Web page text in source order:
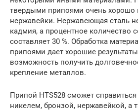
твердыми припоями очень хорошо
нержавейки. Нержавеющая сталь
кадмия, а процентное количество
составляет 30 %. Обработка
припоями дает хорошие
возможность получить
крепление металлов.
Припой HTS528 сможет
никелем, бронзой, нержавейкой, а